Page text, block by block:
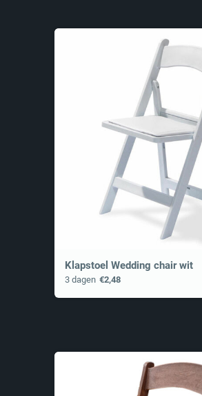
Klapstoel Wedding chair wit
3 dagen €2,48